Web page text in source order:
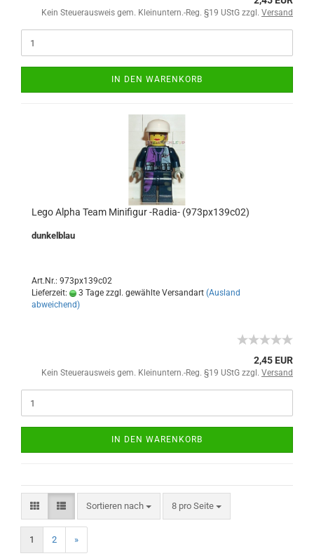
Kein Steuerausweis gem. Kleinuntern.-Reg. §19 UStG zzgl. Versand
IN DEN WARENKORB
Lego Alpha Team Minifigur -Radia- (973px139c02)
dunkelblau
Art.Nr.: 973px139c02
Lieferzeit:
3 Tage zzgl. gewählte Versandart (Ausland
abweichend)
2,45 EUR
Kein Steuerausweis gem. Kleinuntern.-Reg. §19 UStG zzgl. Versand
IN DEN WARENKORB
Sortieren nach 8 pro Seite
1 2 »